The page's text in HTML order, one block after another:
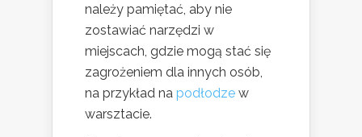
należy pamiętać, aby nie
zostawiać narzędzi w
miejscach, gdzie mogą stać się
zagrożeniem dla innych osób,
na przykład na podłodze w
warsztacie.